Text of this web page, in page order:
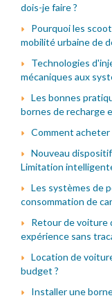
dois-je faire ?
Pourquoi les
mobilité urbaine de
Technologies
mécaniques aux
Les bonnes
bornes de recharge
Comment acheter
Nouveau
Limitation
Les systèmes de
consommation de
Retour de voiture
expérience sans
Location de
budget ?
Installer une